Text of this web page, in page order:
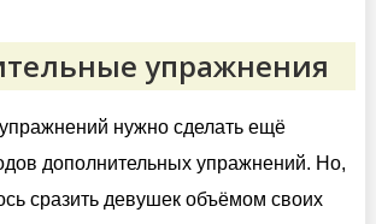
упражнения
нужно сделать ещё
дополнительных упражнений. Но,
сразить девушек объёмом своих